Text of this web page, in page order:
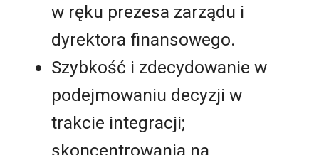
w ręku prezesa zarządu i
dyrektora finansowego.
Szybkość i zdecydowanie w
podejmowaniu decyzji w
trakcie integracji;
skoncentrowania na